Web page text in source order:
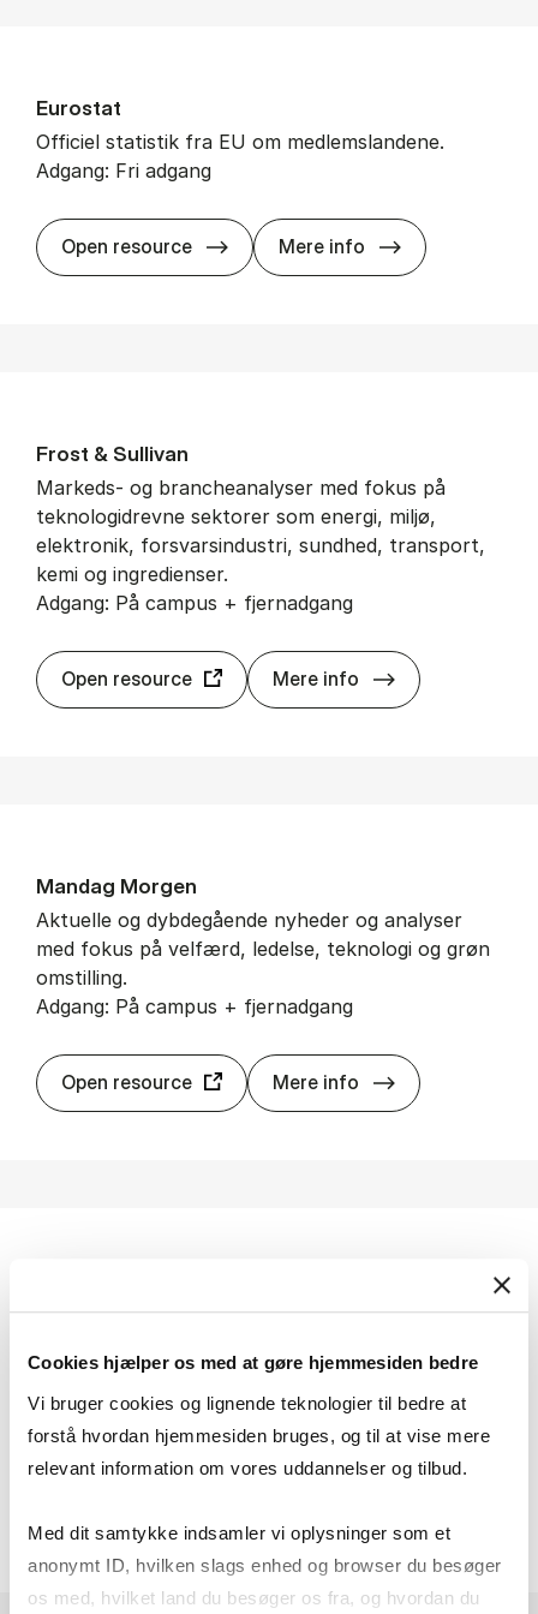
Cookies hjælper os med at gøre hjemmesiden bedre
Vi bruger cookies og lignende teknologier til bedre at
forstå hvordan hjemmesiden bruges, og til at vise mere
relevant information om vores uddannelser og tilbud.
Med dit samtykke indsamler vi oplysninger som et
anonymt ID, hvilken slags enhed og browser du besøger
os med, hvilket land du besøger os fra, og hvordan du
Eu­ro­stat
Officiel statistik fra EU om medlemslandene.
Adgang: Fri adgang
Open resource Mere info Eu­ro­stat
Frost & Sul­li­van
Markeds- og brancheanalyser med fokus på
teknologidrevne sektorer som energi, miljø,
elektronik, forsvarsindustri, sundhed, transport,
kemi og ingredienser.
Adgang: På campus + fjernadgang
Open resource Mere info Frost & Sul­li­van
Man­dag Mor­gen
Aktuelle og dybdegående nyheder og analyser
med fokus på velfærd, ledelse, teknologi og grøn
omstilling.
Adgang: På campus + fjernadgang
Open resource Mere info Man­dag
110 millioner patentdokumenter fra hele verden
som kan bruges til analyse af porteføljer, enkelte
patenter og innovation.
Adgang: På campus + fjernadgang